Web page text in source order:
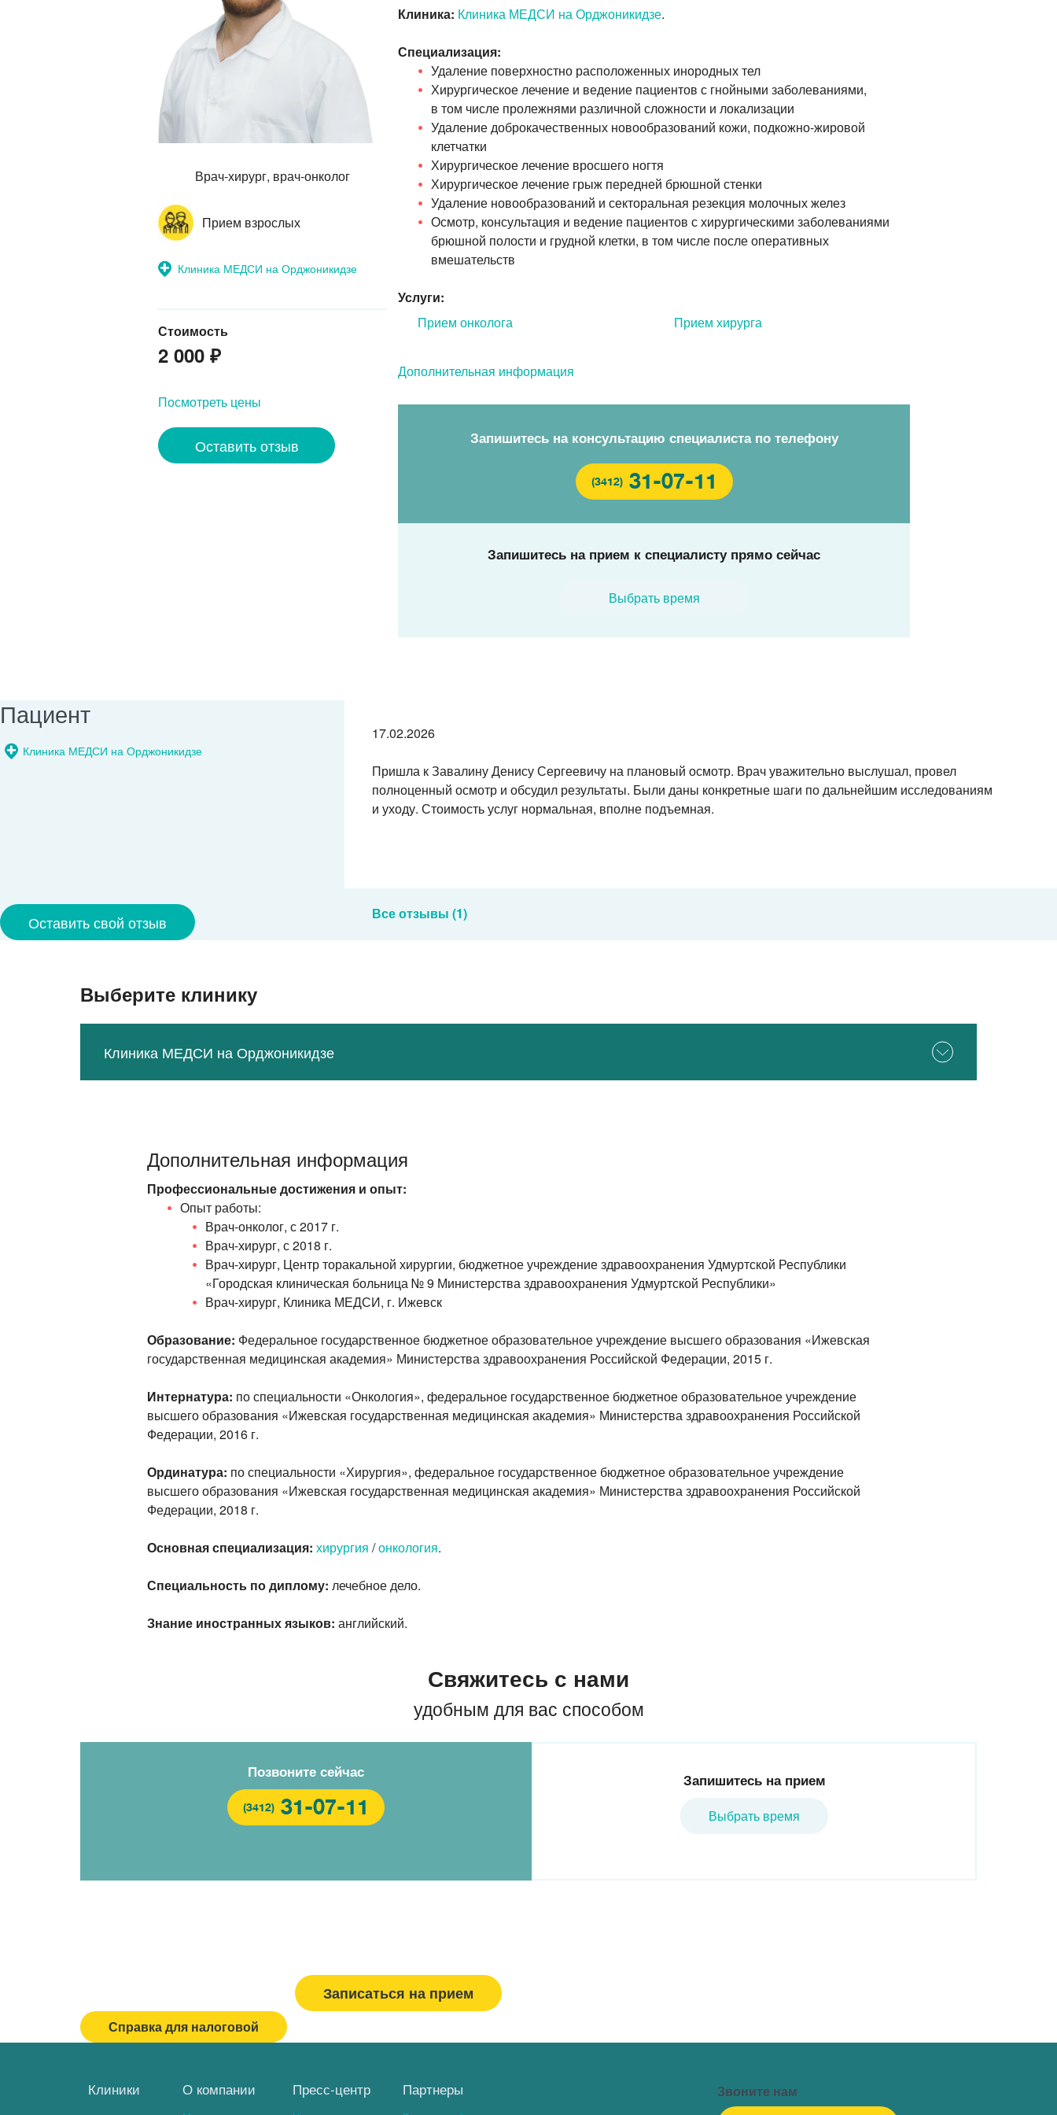
Врач-хирург, врач-онколог
Прием взрослых
Клиника МЕДСИ на Орджоникидзе
Стоимость
2 000 ₽
Посмотреть цены
Оставить отзыв
Клиника: Клиника МЕДСИ на Орджоникидзе.
Специализация:
Удаление поверхностно расположенных инородных тел
Хирургическое лечение и ведение пациентов с гнойными заболеваниями,
в том числе пролежнями различной сложности и локализации
Удаление доброкачественных новообразований кожи, подкожно-жировой
клетчатки
Хирургическое лечение вросшего ногтя
Хирургическое лечение грыж передней брюшной стенки
Удаление новообразований и секторальная резекция молочных желез
Осмотр, консультация и ведение пациентов с хирургическими заболеваниями
брюшной полости и грудной клетки, в том числе после оперативных
вмешательств
Услуги:
Прием онколога
Прием хирурга
Дополнительная информация
Запишитесь на консультацию специалиста по телефону
(3412) 31-07-11
Запишитесь на прием к специалисту прямо сейчас
Выбрать время
Пациент
Клиника МЕДСИ на Орджоникидзе
17.02.2026
Пришла к Завалину Денису Сергеевичу на плановый осмотр. Врач уважительно выслушал, провел
полноценный осмотр и обсудил результаты. Были даны конкретные шаги по дальнейшим исследованиям
и уходу. Стоимость услуг нормальная, вполне подъемная.
Все отзывы (1)
Оставить свой отзыв
Выберите клинику
Клиника МЕДСИ на Орджоникидзе
Дополнительная информация
Профессиональные достижения и опыт:
Опыт работы:
Врач-онколог, с 2017 г.
Врач-хирург, с 2018 г.
Врач-хирург, Центр торакальной хирургии, бюджетное учреждение здравоохранения Удмуртской Республики
«Городская клиническая больница № 9 Министерства здравоохранения Удмуртской Республики»
Врач-хирург, Клиника МЕДСИ, г. Ижевск
Образование: Федеральное государственное бюджетное образовательное учреждение высшего образования «Ижевская
государственная медицинская академия» Министерства здравоохранения Российской Федерации, 2015 г.
Интернатура: по специальности «Онкология», федеральное государственное бюджетное образовательное учреждение
высшего образования «Ижевская государственная медицинская академия» Министерства здравоохранения Российской
Федерации, 2016 г.
Ординатура: по специальности «Хирургия», федеральное государственное бюджетное образовательное учреждение
высшего образования «Ижевская государственная медицинская академия» Министерства здравоохранения Российской
Федерации, 2018 г.
Основная специализация: хирургия /онкология.
Специальность по диплому: лечебное дело.
Знание иностранных языков: английский.
Свяжитесь с нами
удобным для вас способом
Позвоните сейчас
(3412) 31-07-11
Запишитесь на прием
Выбрать время
Записаться на прием
Справка для налоговой
Клиники
О компании Пресс-центр Партнеры Звоните нам